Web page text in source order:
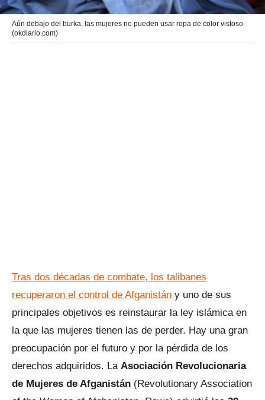
Aún debajo del burka, las mujeres no pueden usar ropa de color vistoso.
(okdiario.com)
Tras dos décadas de combate, los talibanes
recuperaron el control de Afganistán y uno de sus
principales objetivos es reinstaurar la ley islámica en
la que las mujeres tienen las de perder. Hay una gran
preocupación por el futuro y por la pérdida de los
derechos adquiridos. La Asociación Revolucionaria
de Mujeres de Afganistán (Revolutionary Association